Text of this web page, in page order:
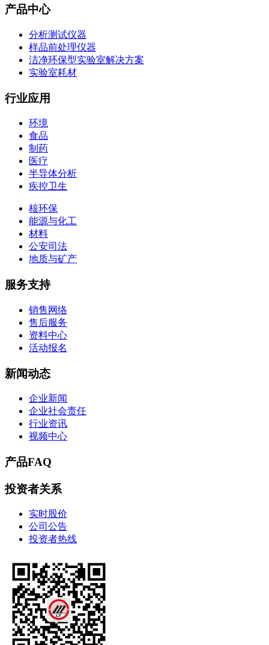
产品中心
分析测试仪器
样品前处理仪器
洁净环保型实验室解决方案
实验室耗材
行业应用
环境
食品
制药
医疗
半导体分析
疾控卫生
核环保
能源与化工
材料
公安司法
地质与矿产
服务支持
销售网络
售后服务
资料中心
活动报名
新闻动态
企业新闻
企业社会责任
行业资讯
视频中心
产品FAQ
投资者关系
实时股价
公司公告
投资者热线